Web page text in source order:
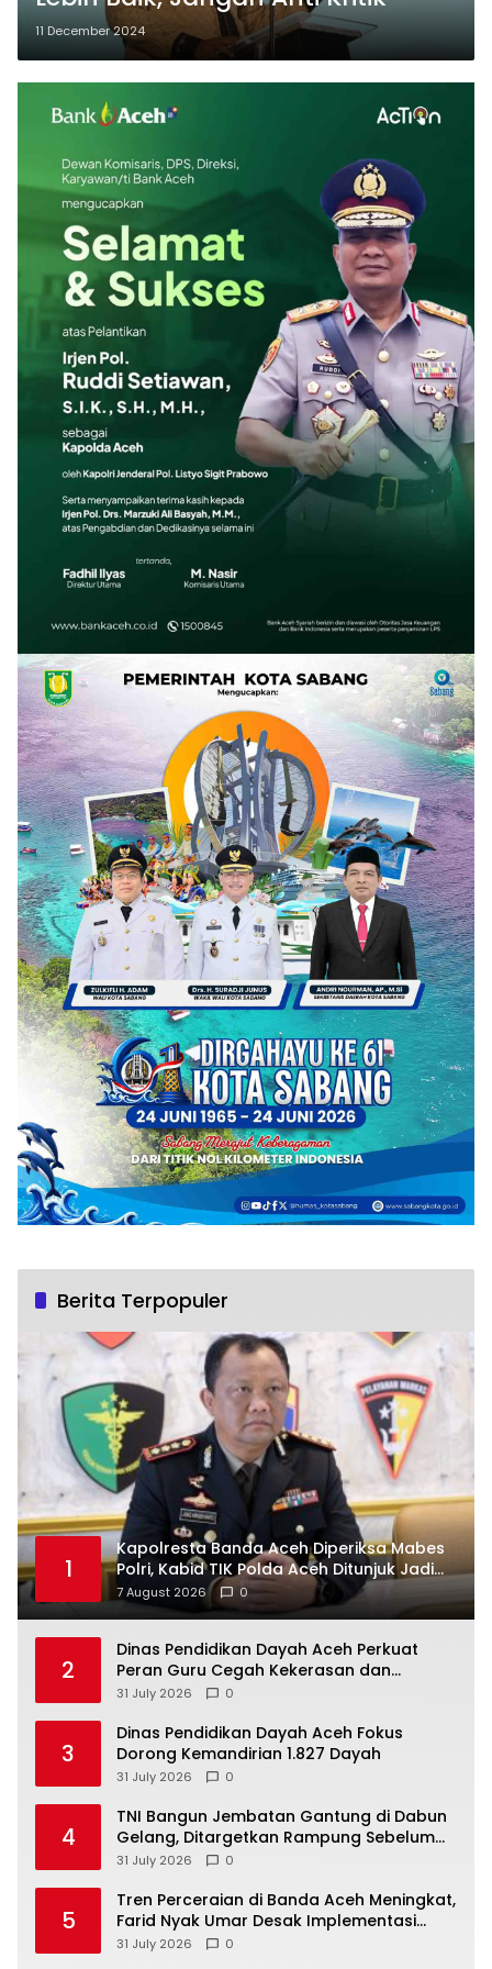
11 December 2024
Berita Terpopuler
1
Kapolresta Banda Aceh Diperiksa Mabes
Polri, Kabid TIK Polda Aceh Ditunjuk Jadi
Plt.
7 August 2026 0
2
Dinas Pendidikan Dayah Aceh Perkuat
Peran Guru Cegah Kekerasan dan
Perundungan di Lingkungan Santri
31 July 2026 0
3
Dinas Pendidikan Dayah Aceh Fokus
Dorong Kemandirian 1.827 Dayah
31 July 2026 0
4
TNI Bangun Jembatan Gantung di Dabun
Gelang, Ditargetkan Rampung Sebelum
HUT ke-81 RI
31 July 2026 0
5
Tren Perceraian di Banda Aceh Meningkat,
Farid Nyak Umar Desak Implementasi
Qanun Ketahanan Keluarga
31 July 2026 0